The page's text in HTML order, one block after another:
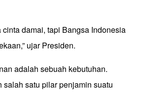
cinta damai, tapi Bangsa Indonesia
ujar Presiden.
adalah sebuah kebutuhan.
salah satu pilar penjamin suatu